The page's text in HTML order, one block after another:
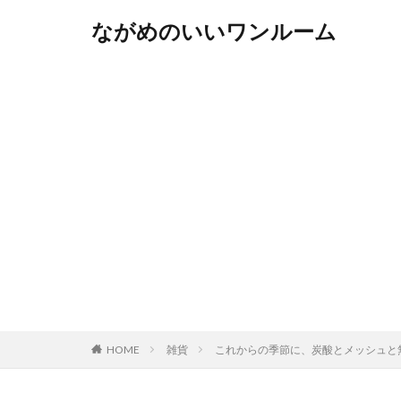
ながめのいいワンルーム
HOME 雑貨 これからの季節に、炭酸とメッシュと